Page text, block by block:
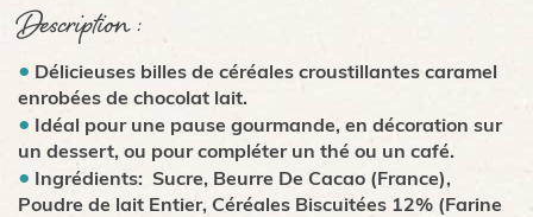
Description :
Délicieuses billes de céréales croustillantes caramel
enrobées de chocolat lait.
Idéal pour une pause gourmande, en décoration sur
un dessert, ou pour compléter un thé ou un café.
Ingrédients: Sucre, Beurre De Cacao (France),
Poudre de lait Entier, Céréales Biscuitées 12% (Farine